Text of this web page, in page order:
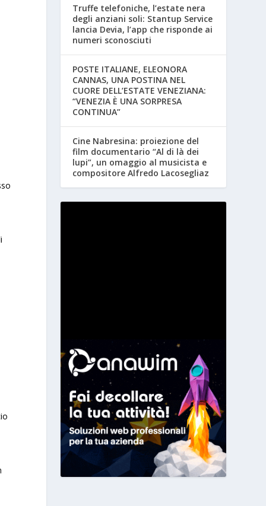
Truffe telefoniche, l’estate nera
degli anziani soli: Stantup Service
lancia Devia, l’app che risponde ai
numeri sconosciuti
POSTE ITALIANE, ELEONORA
CANNAS, UNA POSTINA NEL
CUORE DELL’ESTATE VENEZIANA:
“VENEZIA È UNA SORPRESA
CONTINUA”
Cine Nabresina: proiezione del
film documentario “Al di là dei
lupi”, un omaggio al musicista e
compositore Alfredo Lacosegliaz